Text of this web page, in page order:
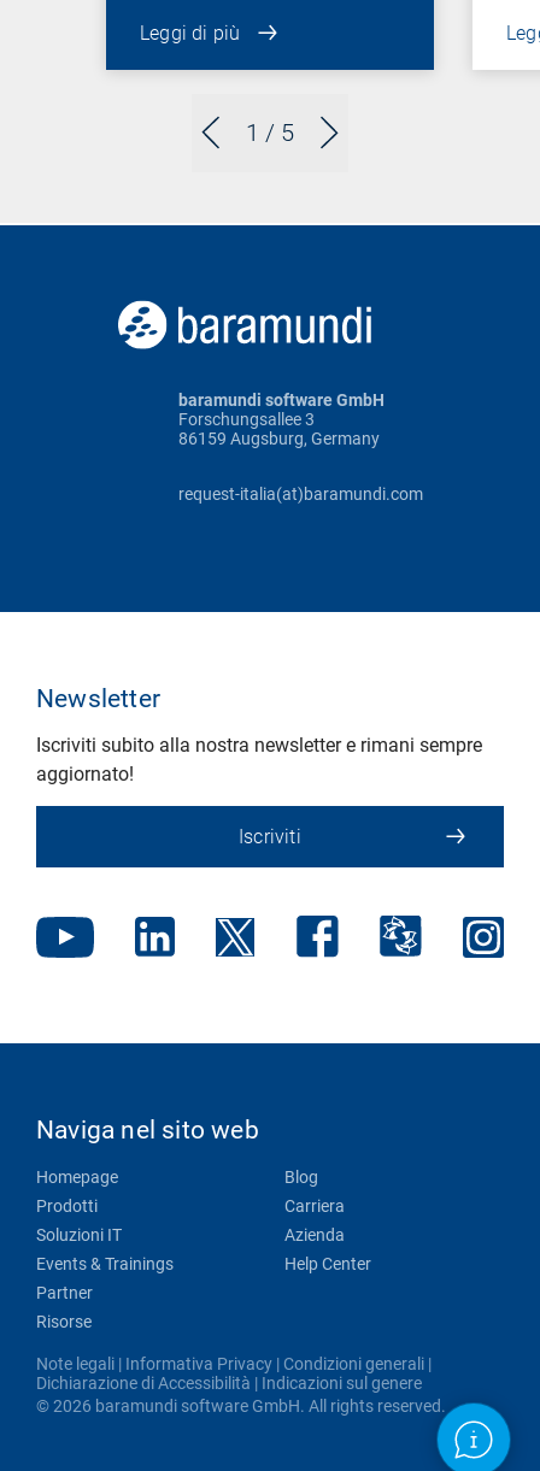
1 / 5
Leggi di più
baramundi software GmbH
Forschungsallee 3
86159 Augsburg, Germany
request-italia(at)baramundi.com
Newsletter
Iscriviti subito alla nostra newsletter e rimani sempre
aggiornato!
Iscriviti
Naviga nel sito web
Homepage
Prodotti
Soluzioni IT
Events & Trainings
Partner
Risorse
Blog
Carriera
Azienda
Help Center
Note legali | Informativa Privacy | Condizioni generali |
Dichiarazione di Accessibilità | Indicazioni sul genere
© 2026 baramundi software GmbH. All rights reserved.